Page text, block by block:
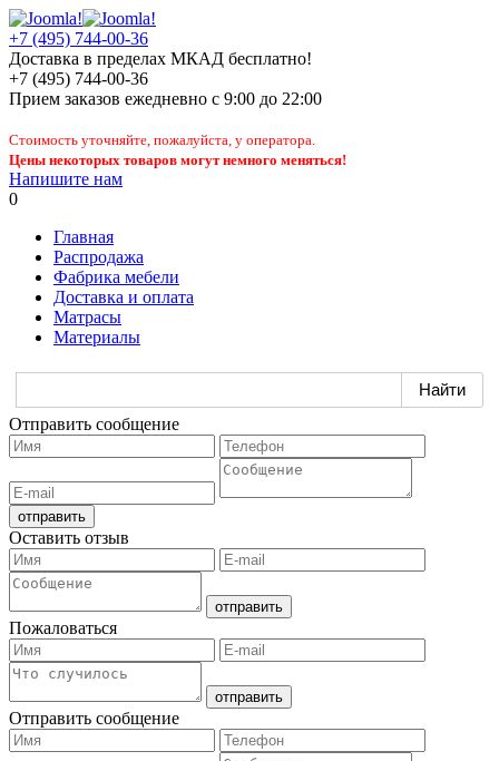
+7 (495) 744-00-36
Доставка в пределах МКАД бесплатно!
+7 (495) 744-00-36
Прием заказов ежедневно с 9:00 до 22:00
Стоимость уточняйте, пожалуйста, у оператора.
Цены некоторых товаров могут немного меняться!
Напишите нам
0
Главная
Распродажа
Фабрика мебели
Доставка и оплата
Матрасы
Материалы
Отправить сообщение
Оставить отзыв
Пожаловаться
Отправить сообщение